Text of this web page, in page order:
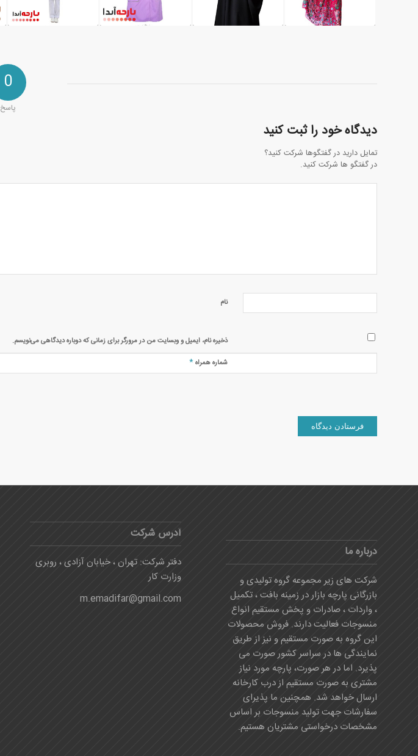
0
پاسخ
دیدگاه خود را ثبت کنید
تمایل دارید در گفتگوها شرکت کنید؟
در گفتگو ها شرکت کنید.
نام
ذخیره نام، ایمیل و وبسایت من در مرورگر برای زمانی که دوباره دیدگاهی می‌نویسم.
شماره همراه*
درباره ما
شرکت های زیر مجموعه گروه تولیدی و
بازرگانی پارچه بازار در زمینه بافت ، تکمیل
، واردات ، صادرات و پخش مستقیم انواع
منسوجات فعالیت دارند. فروش محصولات
این گروه به صورت مستقیم و نیز از طریق
نمایندگی ها در سراسر کشور صورت می
پذیرد. اما در هر صورت، پارچه مورد نیاز
مشتری به صورت مستقیم از درب کارخانه
ارسال خواهد شد. همچنین ما پذیرای
سفارشات جهت تولید منسوجات بر اساس
مشخصات درخواستی مشتریان هستیم.
آدرس شرکت
دفتر شرکت: تهران ، خیابان آزادی ، روبری
وزارت کار
m.emadifar@gmail.com